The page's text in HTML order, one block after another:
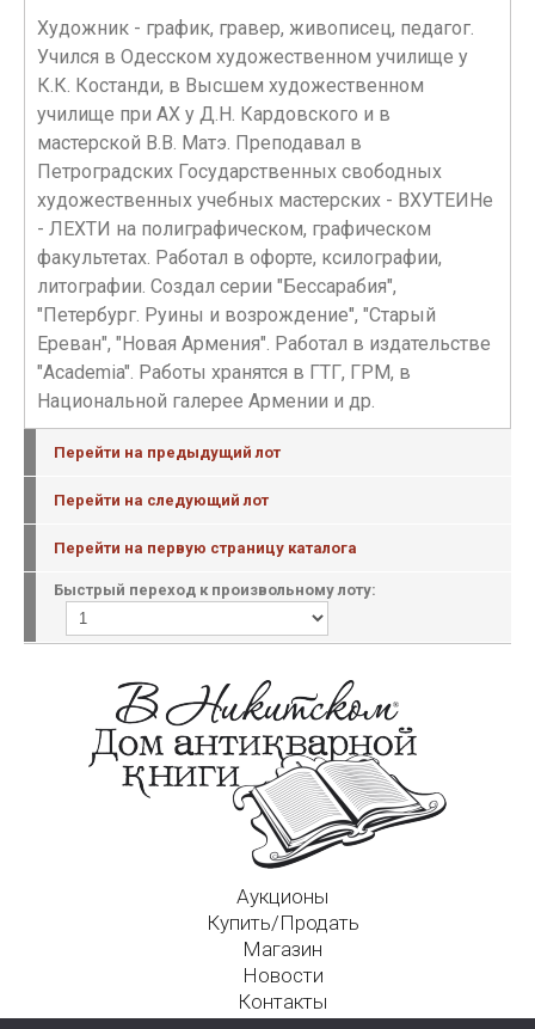
Художник - график, гравер, живописец, педагог.
Учился в Одесском художественном училище у
К.К. Костанди, в Высшем художественном
училище при АХ у Д.Н. Кардовского и в
мастерской В.В. Матэ. Преподавал в
Петроградских Государственных свободных
художественных учебных мастерских - ВХУТЕИНе
- ЛЕХТИ на полиграфическом, графическом
факультетах. Работал в офорте, ксилографии,
литографии. Создал серии "Бессарабия",
"Петербург. Руины и возрождение", "Старый
Ереван", "Новая Армения". Работал в издательстве
"Academia". Работы хранятся в ГТГ, ГРМ, в
Национальной галерее Армении и др.
Перейти на предыдущий лот
Перейти на следующий лот
Перейти на первую страницу каталога
Быстрый переход к произвольному лоту:
Аукционы
Купить/Продать
Магазин
Новости
Контакты